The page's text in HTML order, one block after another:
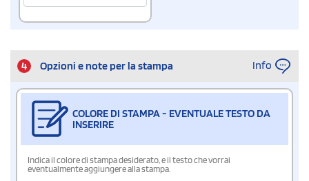
4 Opzioni e note per la stampa Info
COLORE DI STAMPA - EVENTUALE TESTO DA
INSERIRE
Indica il colore di stampa desiderato, e il testo che vorrai
eventualmente aggiungere alla stampa.